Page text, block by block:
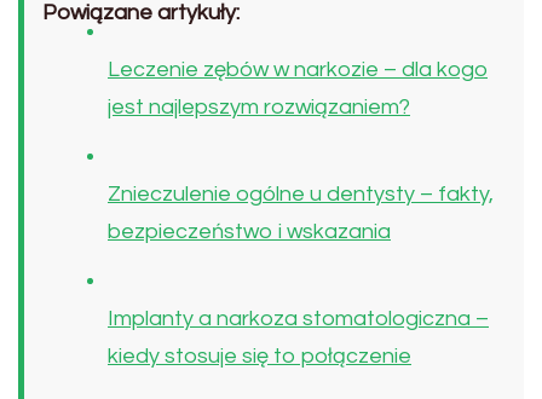
Powiązane artykuły:
Leczenie zębów w narkozie – dla kogo
jest najlepszym rozwiązaniem?
Znieczulenie ogólne u dentysty – fakty,
bezpieczeństwo i wskazania
Implanty a narkoza stomatologiczna –
kiedy stosuje się to połączenie